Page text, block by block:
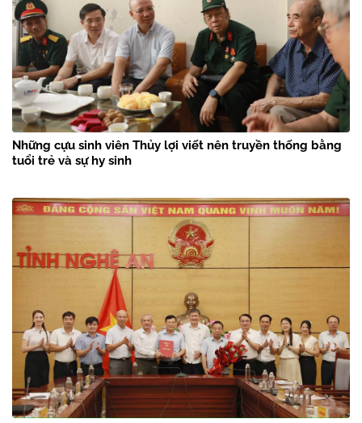
Những cựu sinh viên Thủy lợi viết nên truyền thống bằng
tuổi trẻ và sự hy sinh